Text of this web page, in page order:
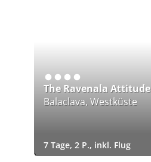
The Ravenala Attitude
Balaclava, Westküste
7 Tage, 2 P., inkl. Flug
)